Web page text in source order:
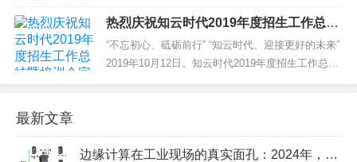
公司（以下简称“UCloud优刻得”）签署协议并达成战
略合作关系。双方将基于云知声全栈AI能力和UClou
d优刻得全线云产品，在智能算力平台、行业解决方
案、市场联合拓展、产学研合作创新...
热烈庆祝知云时代2019年度招生工作总结
暨培训会完美收官！
“不忘初心、砥砺前行” “知云时代、迎接更好的未来”
2019年10月12日。知云时代2019年度招生工作总结
会！希望全体知云人都能拥抱...
最新文章
边缘计算在工业现场的真实面孔：2024年，别再被概念忽悠了